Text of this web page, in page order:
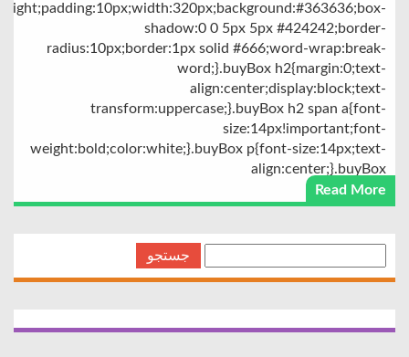
shadow:0 0 5px 5px #424242;border-
radius:10px;border:1px solid #666;word-wrap:break-
word;}.buyBox h2{margin:0;text-
align:center;display:block;text-
transform:uppercase;}.buyBox h2 span a{font-
size:14px!important;font-
weight:bold;color:white;}.buyBox p{font-size:14px;text-
align:center;}.buyBox
Read More